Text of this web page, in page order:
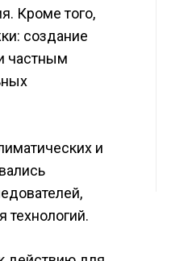
Кроме того,
создание
частным
и
технологий.